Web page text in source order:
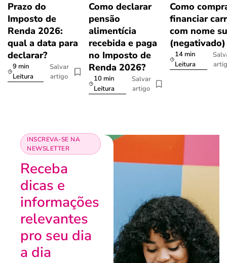
Prazo do
Imposto de
Renda 2026:
qual a data para
declarar?
9 min
Leitura
Salvar
artigo
Como declarar
pensão
alimentícia
recebida e paga
no Imposto de
Renda 2026?
10 min
Leitura
Salvar
artigo
Como
financiar
com nome
(negativado)
14 min
Leitura
INSCREVA-SE NA
NEWSLETTER
Receba
dicas e
informações
relevantes
pro seu dia
a dia